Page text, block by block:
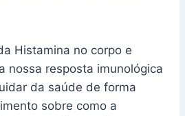
Histamina no corpo e
nossa resposta imunológica
da saúde de forma
sobre como a